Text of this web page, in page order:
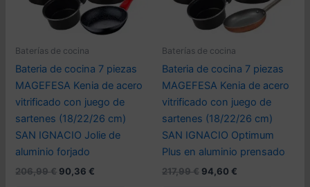
Baterías de cocina
Bateria de cocina 7 piezas
MAGEFESA Kenia de acero
vitrificado con juego de
sartenes (18/22/26 cm)
SAN IGNACIO Jolie de
aluminio forjado
206,99€ El
90,36 €
Baterías de cocina
Bateria de cocina 7 piezas
MAGEFESA Kenia de acero
vitrificado con juego de
sartenes (18/22/26 cm)
SAN IGNACIO Optimum
Plus en aluminio prensado
217,99€ El
94,60 €